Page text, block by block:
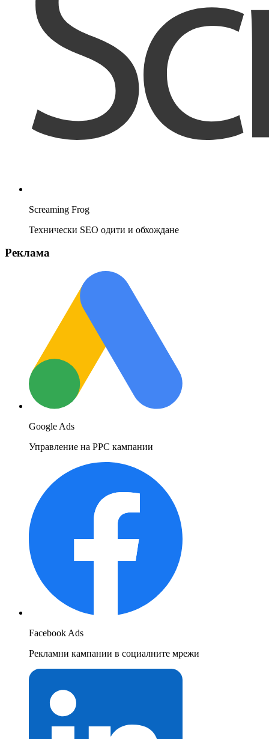
Screaming Frog
Технически SEO одити и обхождане
Реклама
Google Ads
Управление на PPC кампании
Facebook Ads
Рекламни кампании в социалните мрежи